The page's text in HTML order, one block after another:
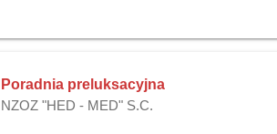
Poradnia preluksacyjna
NZOZ "HED - MED" S.C.